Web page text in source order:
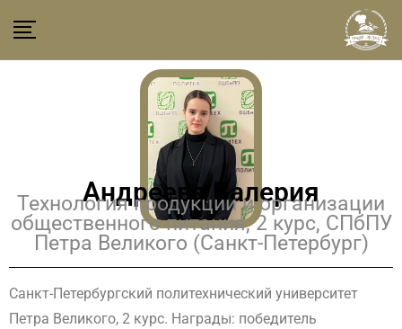
Андреева Валерия
Технология продукции и организации
общественного питания, 2 курс, СПбПУ
Петра Великого (Санкт-Петербург)
Санкт-Петербургский политехнический университет
Петра Великого, 2 курс. Награды: победитель